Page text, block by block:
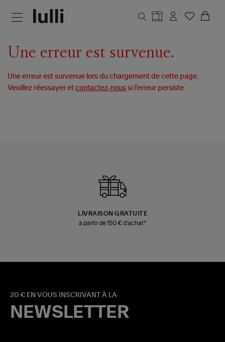
Une erreur est survenue.
Une erreur est survenue lors du chargement de cette page.
Veuillez réessayer etcontactez-nous si l’erreur persiste.
LIVRAISON GRATUITE
à partir de 150 € d'achat*
20 € EN VOUS INSCRIVANT À LA
NEWSLETTER